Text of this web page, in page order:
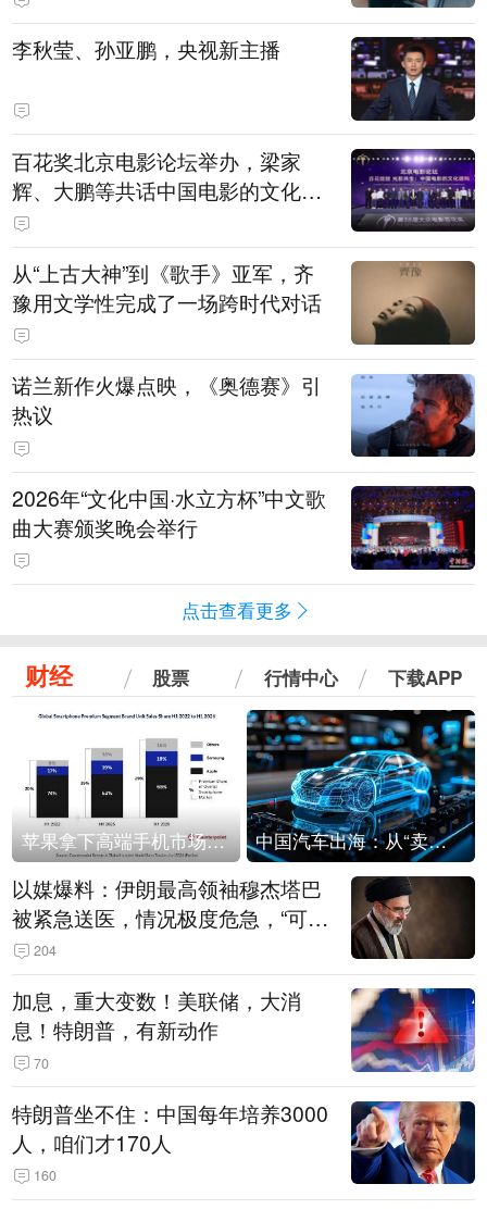
白，主演均为广州本土演员
李秋莹、孙亚鹏，央视新主播
百花奖北京电影论坛举办，梁家
辉、大鹏等共话中国电影的文化建
构
从“上古大神”到《歌手》亚军，齐
豫用文学性完成了一场跨时代对话
诺兰新作火爆点映，《奥德赛》引
热议
2026年“文化中国·水立方杯”中文歌
曲大赛颁奖晚会举行
点击查看更多
财经 股票 行情中心 下载APP
苹果拿下高端手机市场65%的份额：iPhone 17系列功不可没 中国汽车出海：从“卖出去”到“走进去”
以媒爆料：伊朗最高领袖穆杰塔巴
被紧急送医，情况极度危急，“可能
随时会死去”
204
加息，重大变数！美联储，大消
息！特朗普，有新动作
70
特朗普坐不住：中国每年培养3000
人，咱们才170人
160